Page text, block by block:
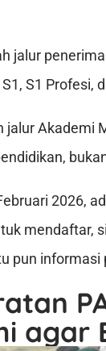
jalur
S1 Profesi,
jalur Akademi
2026,
mendaftar,
pun informasi
agar